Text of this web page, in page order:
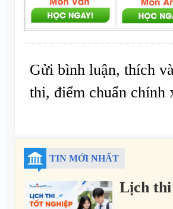
Gửi bình luận, thích
thi, điểm chuẩn chính
TIN MỚI NHẤT
Lịch thi